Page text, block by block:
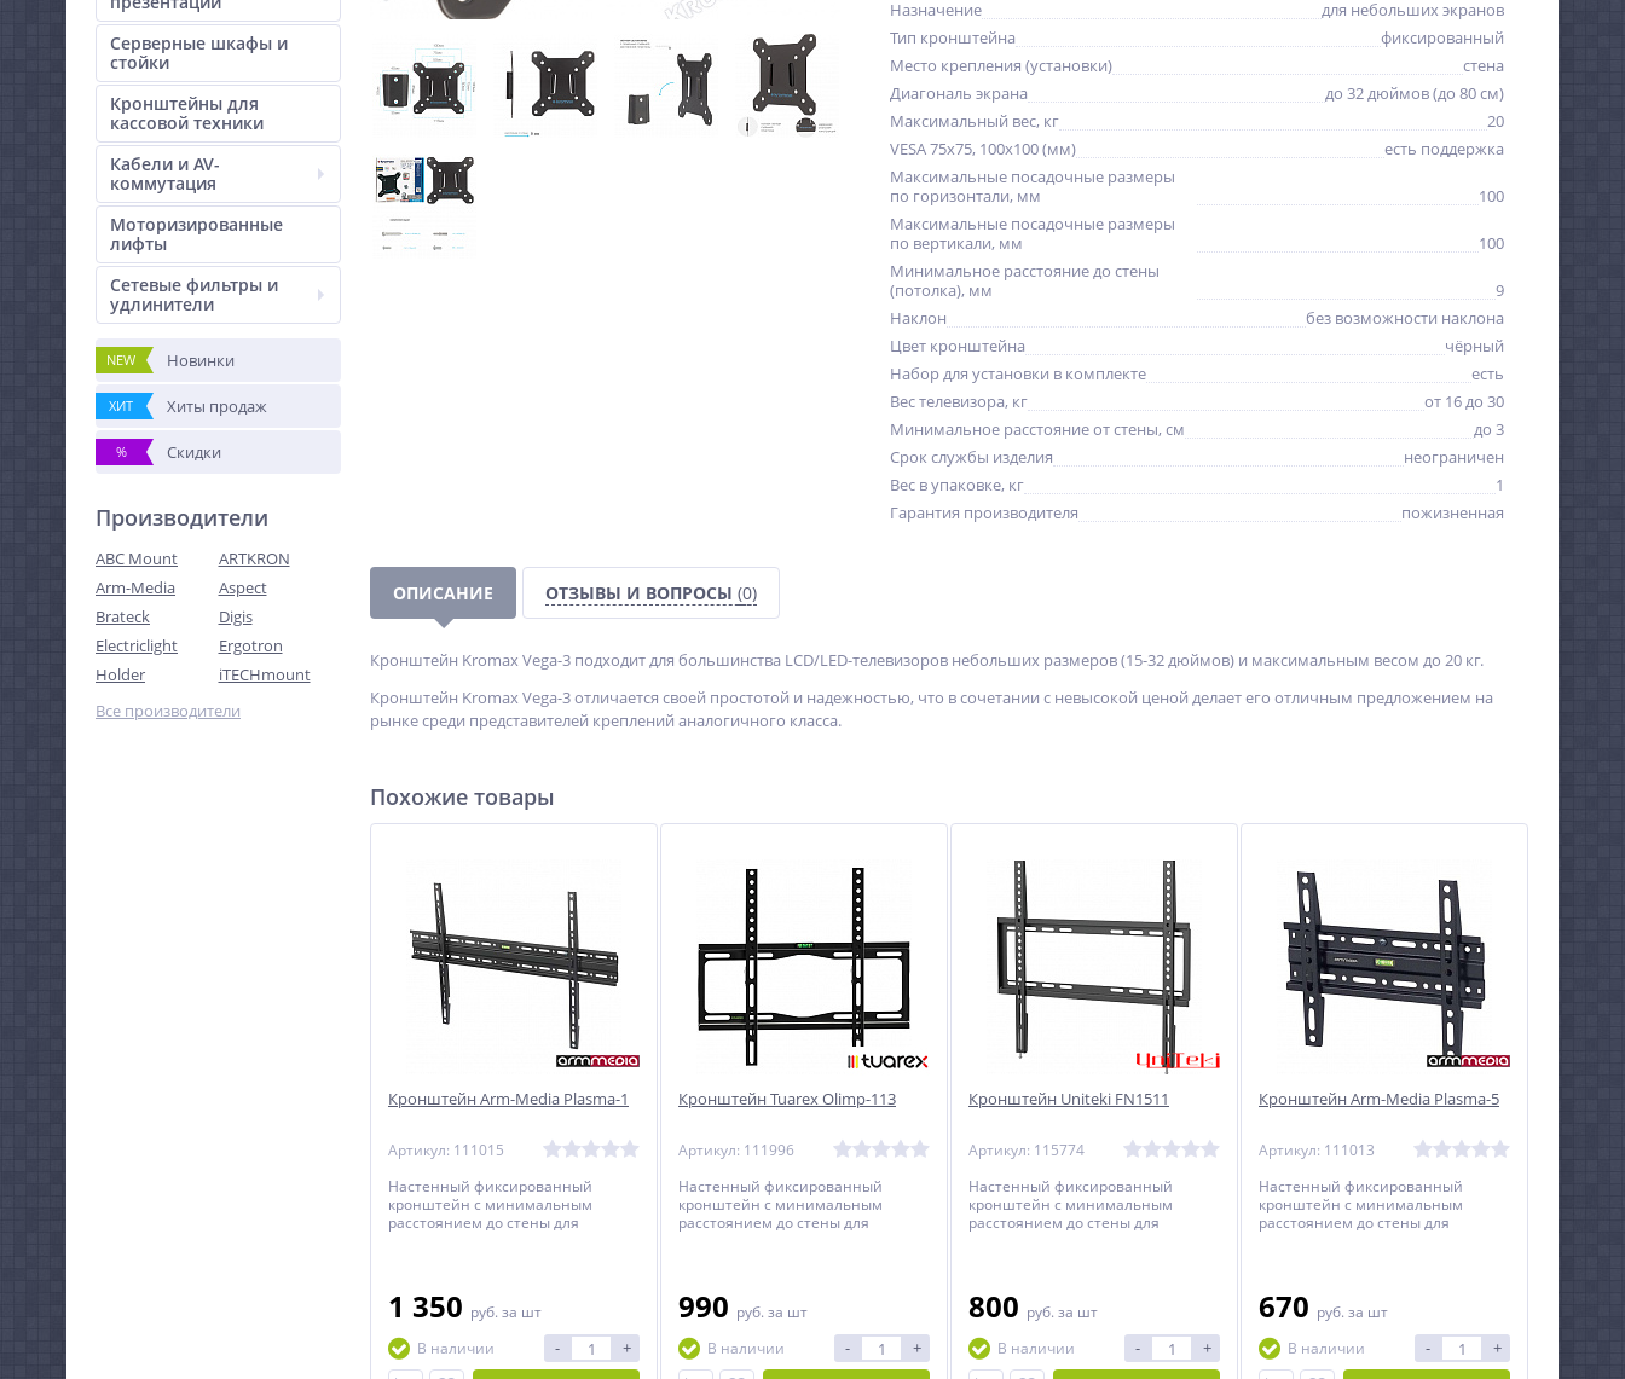
Серверные шкафы и
стойки
Кронштейны для
кассовой техники
Кабели и AV-
коммутация
Моторизированные
лифты
Сетевые фильтры и
удлинители
NEW Новинки
ХИТ Хиты продаж
% Скидки
Производители
ABC Mount
ARTKRON
Arm-Media
Aspect
Brateck
Digis
Electriclight
Ergotron
Holder
iTECHmount
Все производители
Назначение
для небольших экранов
Тип кронштейна
фиксированный
Место крепления (установки)
стена
Диагональ экрана
до 32 дюймов (до 80 см)
Максимальный вес, кг
20
VESA 75x75, 100x100 (мм)
есть поддержка
Максимальные посадочные размеры
по горизонтали, мм
100
Максимальные посадочные размеры
по вертикали, мм
100
Минимальное расстояние до стены
(потолка), мм
9
Наклон
без возможности наклона
Цвет кронштейна
чёрный
Набор для установки в комплекте
есть
Вес телевизора, кг
от 16 до 30
Минимальное расстояние от стены, см
до 3
Срок службы изделия
неограничен
Вес в упаковке, кг
1
Гарантия производителя
пожизненная
ОПИСАНИЕ ОТЗЫВЫ И ВОПРОСЫ (0)
Кронштейн Kromax Vega-3 подходит для большинства LCD/LED-телевизоров небольших размеров (15-32 дюймов) и максимальным весом до 20 кг.
Кронштейн Kromax Vega-3 отличается своей простотой и надежностью, что в сочетании с невысокой ценой делает его отличным предложением на
рынке среди представителей креплений аналогичного класса.
Похожие товары
Кронштейн Arm-Media Plasma-1
Артикул: 111015
Настенный фиксированный
кронштейн с минимальным
расстоянием до стены для
1 350 руб. за шт
В наличии
- +
Кронштейн Tuarex Olimp-113
Артикул: 111996
Настенный фиксированный
кронштейн с минимальным
расстоянием до стены для
990 руб. за шт
В наличии
- +
Кронштейн Uniteki FN1511
Артикул: 115774
Настенный фиксированный
кронштейн с минимальным
расстоянием до стены для
800 руб. за шт
В наличии
- +
Кронштейн Arm-Media Plasma-5
Артикул: 111013
Настенный фиксированный
кронштейн с минимальным
расстоянием до стены для
670 руб. за шт
В наличии
- +